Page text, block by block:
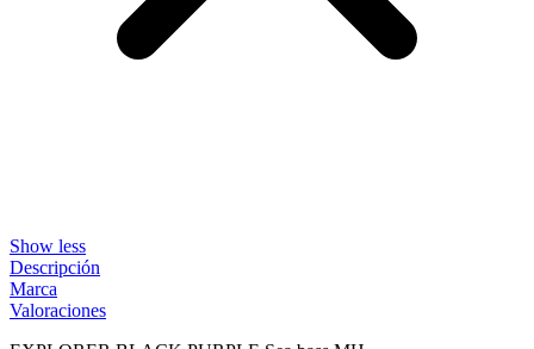
Show less
Descripción
Marca
Valoraciones